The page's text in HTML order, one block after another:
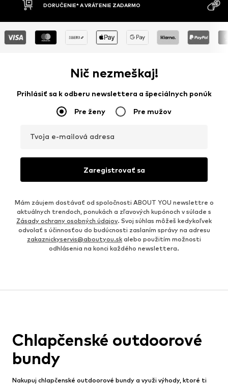
DOBIERKA
MOŽNOSŤ
Nič nezmeškaj!
Prihlásiť sa k odberu newslettera a špeciálnych ponúk
Pre ženy Pre mužov
Tvoja e-mailová adresa
Zaregistrovať sa
Mám záujem dostávať od spoločnosti ABOUT YOU newslettre o
aktuálnych trendoch, ponukách a zľavových kupónoch v súlade s
Zásady ochrany osobných údajov. Svoj súhlas môžeš kedykoľvek
odvolať s účinnosťou do budúcnosti zaslaním správy na adresu
zakaznickyservis@aboutyou.sk alebo použitím možnosti
odhlásenia na konci každého newslettera.
Chlapčenské outdoorové
bundy
Nakupuj chlapčenské outdoorové bundy a využi výhody, ktoré ti